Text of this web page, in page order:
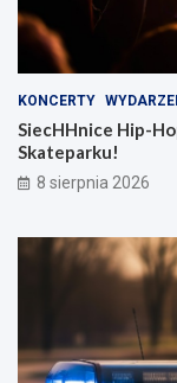
KONCERTY
SiecHHnice Hip-
Skateparku!
8 sierpnia 2026